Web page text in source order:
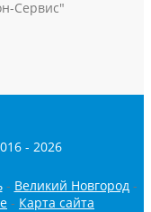
Сервис"
- 2026
- Великий Новгород-
- Карта сайта